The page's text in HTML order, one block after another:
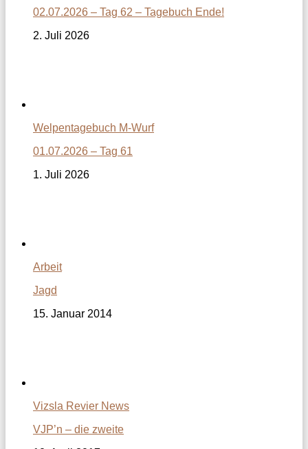
02.07.2026 – Tag 62 – Tagebuch Ende!
2. Juli 2026
Welpentagebuch M-Wurf
01.07.2026 – Tag 61
1. Juli 2026
Arbeit
Jagd
15. Januar 2014
Vizsla Revier News
VJP’n – die zweite